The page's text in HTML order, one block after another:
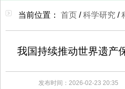
当前位置： 首页 /科学研究 /
我国持续推动世界遗产
发布时间：2026-02-23 20:35